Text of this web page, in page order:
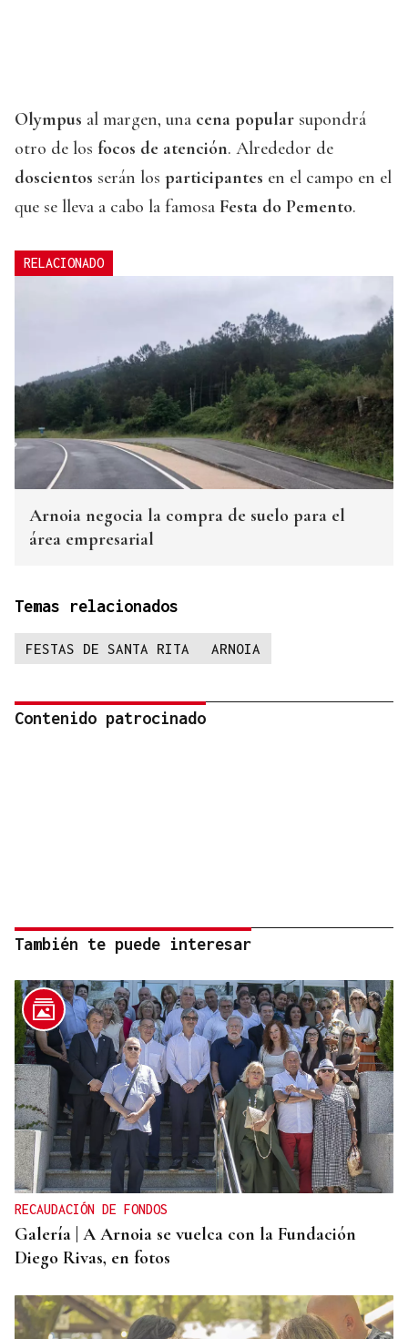
Olympus al margen, una cena popular supondrá
otro de los focos de atención. Alrededor de
doscientos serán los participantes en el campo en el
que se lleva a cabo la famosa Festa do Pemento.
RELACIONADO
Arnoia negocia la compra de suelo para el
área empresarial
Temas relacionados
FESTAS DE SANTA RITA ARNOIA
Contenido patrocinado
También te puede interesar
RECAUDACIÓN DE FONDOS
Galería | A Arnoia se vuelca con la Fundación
Diego Rivas, en fotos